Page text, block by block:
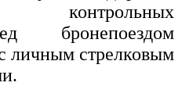
контрольных
бронепоездом
личным стрелковым